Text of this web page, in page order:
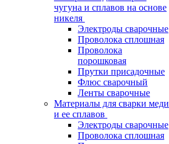
чугуна и сплавов на основе
никеля
Электроды сварочные
Проволока сплошная
Проволока
порошковая
Прутки присадочные
Флюс сварочный
Ленты сварочные
Материалы для сварки меди
и ее сплавов
Электроды сварочные
Проволока сплошная